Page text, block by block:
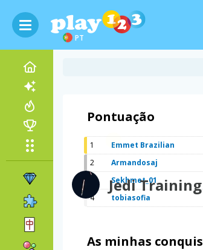
PT
Jedi Training
Pontuação
1 Emmet Brazilian
2
Armandosaj
Sekhmet_01
4
tobiasofia
As minhas